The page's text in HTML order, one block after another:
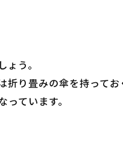
う。
り畳みの傘を持ってお
ています。